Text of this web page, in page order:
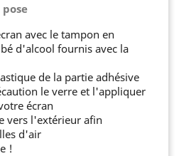
avec le tampon en
d'alcool fournis avec la
de la partie adhésive
le verre et l'appliquer
écran
vers l'extérieur afin
d'air
!